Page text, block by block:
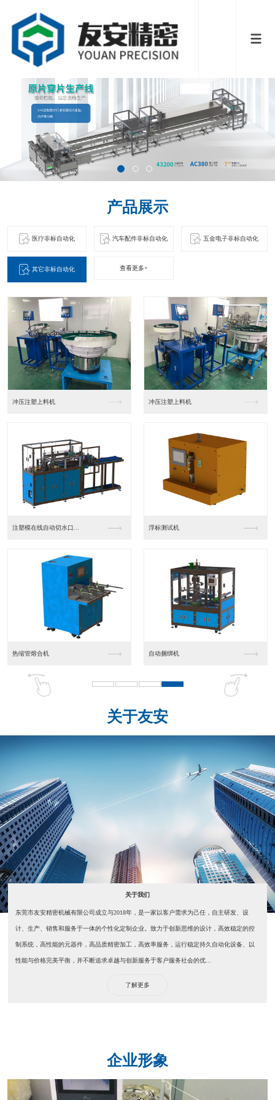
产品展示
医疗非标自动化 汽车配件非标自动化 五金电子非标自动化
其它非标自动化 查看更多+
冲压注塑上料机 冲压注塑上料机
注塑模在线自动切水口... 浮标测试机
热缩管熔合机 自动捆绑机
关于友安
关于我们
东莞市友安精密机械有限公司成立与2018年，是一家以客户需求为己任，自主研发、设
计、生产、销售和服务于一体的个性化定制企业。致力于创新思维的设计，高效稳定的控
制系统，高性能的元器件，高品质精密加工，高效率服务，运行稳定持久自动化设备、以
性能与价格完美平衡，并不断追求卓越与创新服务于客户服务社会的优...
了解更多
企业形象